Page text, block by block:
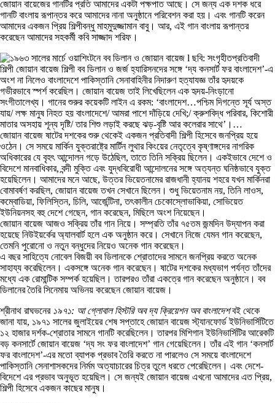
জোয়ান বায়েজের গানটির প্রতি আমাদের একটা পক্ষপাত আছে। সে জন্য এক দশক ধরে
গানটি বাংলায় রূপান্তর করে আমাদের নানা অনুষ্ঠানে পরিবেশন করা হয়। এবং গানটি করেন
আমাদের একজন প্রিয় শিল্পীবন্ধু মাহমুদুজ্জামান বাবু। আর, এই গান বাংলায় রূপান্তর
করেছেন আমাদের সহকর্মী কবি সাজ্জাদ শরিফ।
প্রতিবাদী
শিল্পী জোয়ান বায়েজ শিল্পী বব ডিলান ও জর্জ হ্যারিসনদের সঙ্গে ‘দ্য কনসার্ট ফর বাংলাদেশ’-এ
অংশ না নিলেও বাংলাদেশে পাকিস্তানি সেনাবাহিনীর নিদারুণ হত্যাযজ্ঞ তাঁর হৃদয়কে
গভীরভাবে স্পর্শ করেছিল। জোয়ান বায়েজ তাই লিখেছিলেন এক হৃদয়-নিংড়ানো
সংগীতালেখ্য। গানের শুরুর কয়েকটি লাইন এ রকম: ‘বাংলাদেশ…পশ্চিম দিগন্তে সূর্য অস্ত
যায়/ লক্ষ মানুষ নিহত হয় বাংলাদেশে/ আমরা পাশে দাঁড়িয়ে দেখি;/ ক্রুশবিদ্ধ পরিবার, কিশোরী
মাতার অসহায় শূন্য দৃষ্টি/ তার শিশু লড়াই করছে ঝড়-বৃষ্টি আর কলেরার সাথে’।…
জোয়ান বায়েজ ষাটের দশকের শুরু থেকেই একজন প্রতিবাদী শিল্পী হিসেবে জনপ্রিয় হয়ে
ওঠেন। সে সময়ে মার্কিন যুক্তরাষ্ট্রে মার্টিন লুথার কিংয়ের নেতৃত্বে কৃষ্ণাঙ্গদের নাগরিক
অধিকারের যে বৃহৎ আন্দোলন গড়ে উঠেছিল, তাতে তিনি সক্রিয় ছিলেন। একইভাবে দেশে ও
বিদেশে মানবাধিকার, বন্দী মুক্তি এবং যুদ্ধবিরোধী আন্দোলনের সঙ্গে অত্যন্ত ঘনিষ্ঠভাবে যুক্ত
হয়েছিলেন। আমাদের মনে আছে, উত্তর ভিয়েতনামের রাজধানী হ্যানয় শহরে যখন মার্কিনরা
বোমাবর্ষণ করছিল, জোয়ান বায়েজ তখন সেখানে ছিলেন। শুধু ভিয়েতনাম নয়, তিনি লাওস,
কম্বোডিয়া, ফিলিস্তিন, চিলি, আর্জেন্টিনা, তৎকালীন চেকোস্লোভাকিয়া, সোভিয়েত
ইউনিয়নসহ বহু দেশে গেছেন, গান করেছেন, মিছিলে অংশ নিয়েছেন।
জোয়ান বায়েজ আজও সক্রিয় তাঁর গান নিয়ে। সম্প্রতি তাঁর ৭৫তম জন্মদিন উদ্‌যাপন করা
হয়েছে নিউইয়র্কের অ্যালবার্ট হলে এক অনুষ্ঠান করে। সেখানে নিজে যেমন গান করেছেন,
তেমনি পুরোনো ও নতুন বন্ধুদের নিয়েও অনেক গান করেছেন।
এ বছর সাহিত্যে নোবেল বিজয়ী বব ডিলানকে শ্রোতাদের সামনে জনপ্রিয় করতে অনেক
সাহায্য করেছিলেন। একসঙ্গে অনেক গান করেছেন। ষাটের দশকের মধ্যভাগ পর্যন্ত তাঁদের
মধ্যে এক রোমান্টিক সম্পর্ক হয়েছিল। তারপরও তাঁরা একত্রে গান করেছেন অনুষ্ঠানে। বব
ডিলানের তৈরি সিনেমায় অভিনয় করেছেন জোয়ান বায়েজ।
শ্রীনাথ রাঘভনের ১৯৭১: আ গ্লোবাল হিস্টরি অব দ্য ক্রিয়েশন অব বাংলাদেশবই থেকে
জানা যায়, ১৯৭১ সালের জুলাইয়ের শেষ সপ্তাহে জোয়ান বায়েজ স্ট্যানফোর্ড ইউনিভার্সিটিতে
১২ হাজার দর্শক-শ্রোতার সামনে গানটি করেছিলেন। তারপর মিশিগান ইউনিভার্সিটির আরেকটি
বড় কনসার্টে জোয়ান বায়েজ ‘দ্য সং ফর বাংলাদেশ’ গান গেয়েছিলেন। তাঁর এই গান ‘কনসার্ট
ফর বাংলাদেশ’-এর মতো ব্যাপক প্রভাব তৈরি করতে না পারলেও সে সময়ে বাংলাদেশে
পাকিস্তানি সেনাশাসকদের নির্মম অত্যাচারের চিত্র তুলে ধরতে পেরেছিলেন। এবং দেশে-
বিদেশে এর প্রভাব অনুভূত হয়েছিল। সে জন্যই জোয়ান বায়েজ এখনো আমাদের এত প্রিয়,
শিল্পী হিসেবে একজন কাছের মানুষ।